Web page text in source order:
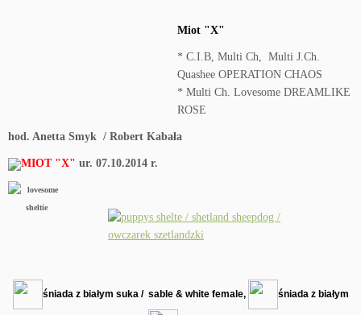
Miot "X"
* C.I.B, Multi Ch, Multi J.Ch.
Quashee OPERATION CHAOS
* Multi Ch. Lovesome DREAMLIKE
ROSE
hod. Anetta Smyk / Robert Kabała
MIOT "X" ur. 07.10.2014 r.
śniada z białym suka / sable & white female, śniada z białym